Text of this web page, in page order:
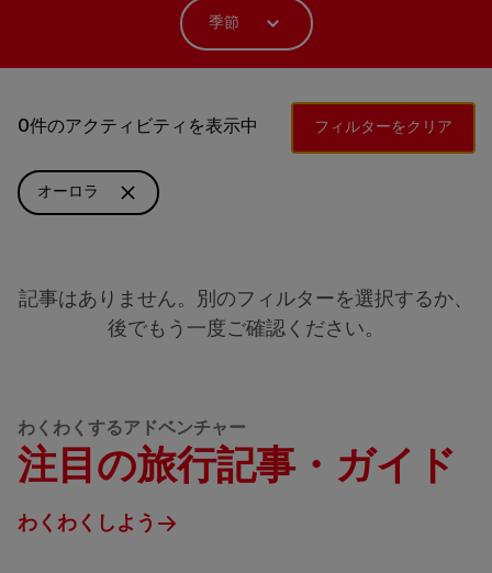
季節
0件のアクティビティを表示中 フィルターをクリア
オーロラ
記事はありません。別のフィルターを選択するか、
後でもう一度ご確認ください。
わくわくするアドベンチャー
注目の旅行記事・ガイド
わくわくしよう